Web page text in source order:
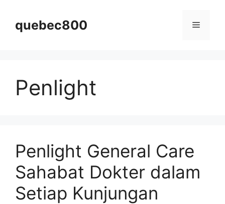
contentquebec800 Menu
Penlight
Penlight General Care
Sahabat Dokter dalam
Setiap Kunjungan